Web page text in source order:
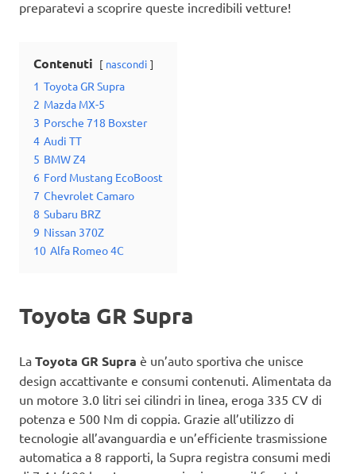
preparatevi a scoprire queste incredibili vetture!
Contenuti nascondi
1 Toyota GR Supra
2 Mazda MX-5
3 Porsche 718 Boxster
4 Audi TT
5 BMW Z4
6 Ford Mustang EcoBoost
7 Chevrolet Camaro
8 Subaru BRZ
9 Nissan 370Z
10 Alfa Romeo 4C
Toyota GR Supra
La Toyota GR Supra è un’auto sportiva che unisce
design accattivante e consumi contenuti. Alimentata da
un motore 3.0 litri sei cilindri in linea, eroga 335 CV di
potenza e 500 Nm di coppia. Grazie all’utilizzo di
tecnologie all’avanguardia e un’efficiente trasmissione
automatica a 8 rapporti, la Supra registra consumi medi